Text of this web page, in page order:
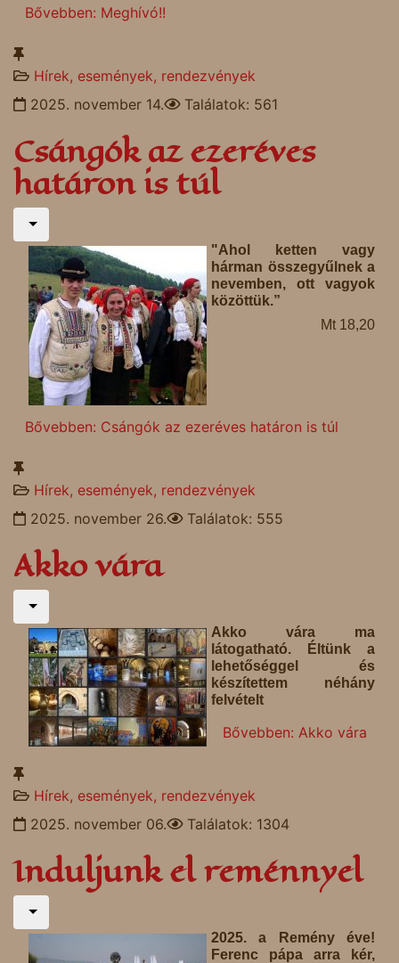
Bővebben: Meghívó!!
Hírek, események, rendezvények
2025. november 14.
Találatok: 561
Csángók az ezeréves
határon is túl
"Ahol ketten vagy
hárman összegyűlnek a
nevemben, ott vagyok
közöttük.”
Mt 18,20
Bővebben: Csángók az ezeréves határon is túl
Hírek, események, rendezvények
2025. november 26.
Találatok: 555
Akko vára
Akko vára ma
látogatható. Éltünk a
lehetőséggel és
készítettem néhány
felvételt
Bővebben: Akko vára
Hírek, események, rendezvények
2025. november 06.
Találatok: 1304
Induljunk el reménnyel
2025. a Remény éve!
Ferenc pápa arra kér,